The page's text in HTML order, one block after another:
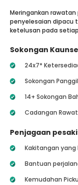
Meringankan
penyelesaian dipacu
ketelusan pada
Sokongan
24x7*
Sokongan
14+ Sokongan
Cadangan
Penjagaan
Kakitangan yang
Bantuan
Kemudahan